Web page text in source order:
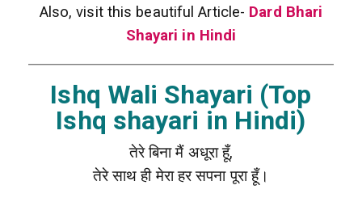
Also, visit this beautiful Article- Dard Bhari
Shayari in Hindi
Ishq Wali Shayari (Top
Ishq shayari in Hindi)
तेरे बिना मैं अधूरा हूँ,
तेरे साथ ही मेरा हर सपना पूरा हूँ।